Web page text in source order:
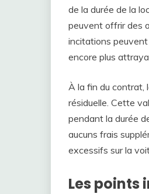
de la durée de la
peuvent offrir des
incitations peuvent
encore plus
À la fin du contrat,
résiduelle. Cette
pendant la durée
aucuns frais
excessifs sur la
Les